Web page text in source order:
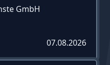
GmbH
07.08.2026